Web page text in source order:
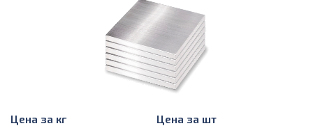
Цена за кг Цена за шт